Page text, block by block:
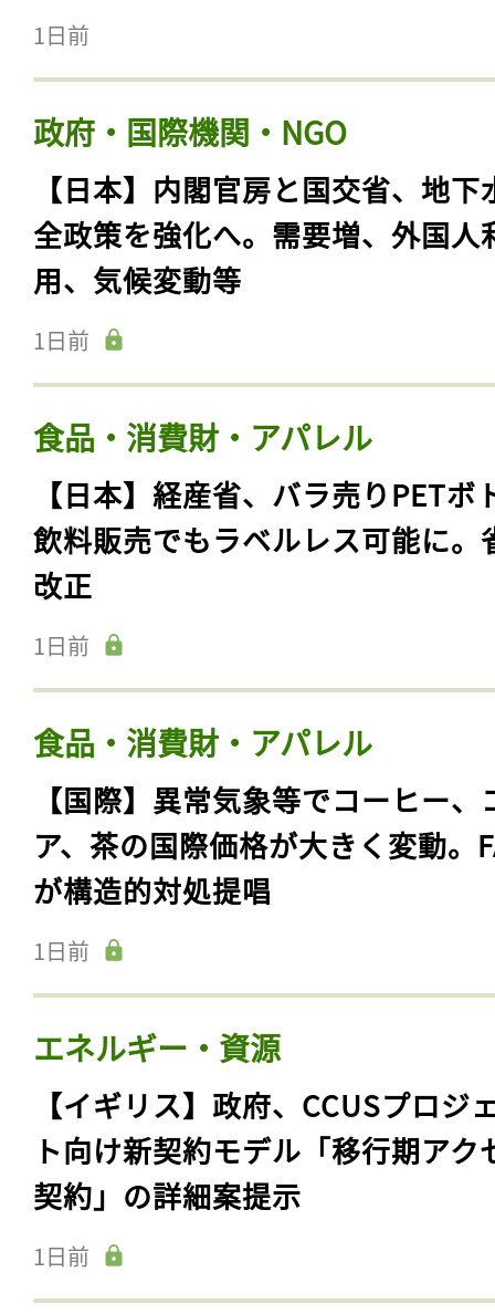
1日前
政府・国際機関・NGO
【日本】内閣官房と国交省、地下
全政策を強化へ。需要増、外国人
用、気候変動等
1日前
食品・消費財・アパレル
【日本】経産省、バラ売りPETボ
飲料販売でもラベルレス可能に。
改正
1日前
食品・消費財・アパレル
【国際】異常気象等でコーヒー、
ア、茶の国際価格が大きく変動。
が構造的対処提唱
1日前
エネルギー・資源
【イギリス】政府、CCUSプロジ
ト向け新契約モデル「移行期アク
契約」の詳細案提示
1日前